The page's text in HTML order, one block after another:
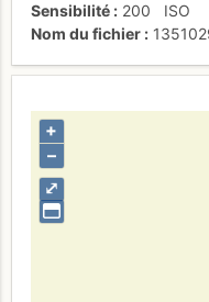
Sensibilité
200
ISO
Nom du fichier
⤢
+
–